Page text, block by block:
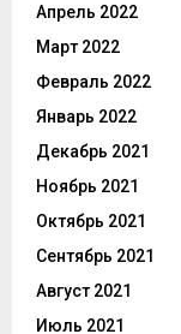
Апрель 2022
Март 2022
Февраль 2022
Январь 2022
Декабрь 2021
Ноябрь 2021
Октябрь 2021
Сентябрь 2021
Август 2021
Июль 2021